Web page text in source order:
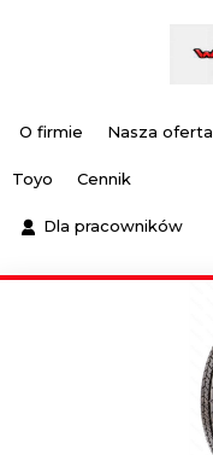
O firmie Nasza oferta
Toyo Cennik
Dla pracowników